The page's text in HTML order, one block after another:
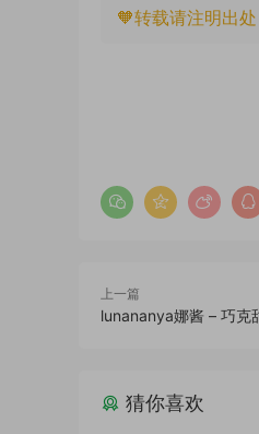
🧡转载请注明出处
上一篇
lunananya娜酱 – 巧
猜你喜欢